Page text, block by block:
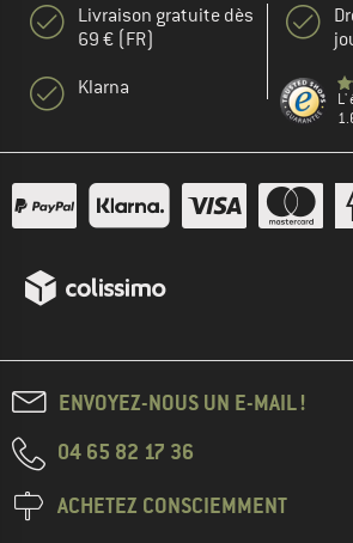
Livraison gratuite dès
69 € (FR)
Klarna
L'
ENVOYEZ-NOUS UN E-MAIL !
04 65 82 17 36
ACHETEZ CONSCIEMMENT